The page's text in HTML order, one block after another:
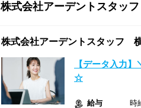
株式会社アーデントスタッフ
株式会社アーデントスタッフ
【データ入力
☆
給与
時